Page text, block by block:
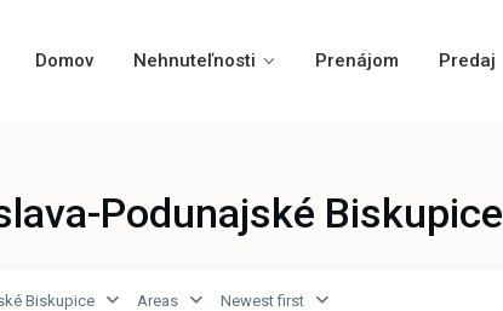
Domov Nehnuteľnosti Prenájom Predaj
Podunajské Biskupice
Biskupice Areas Newest first